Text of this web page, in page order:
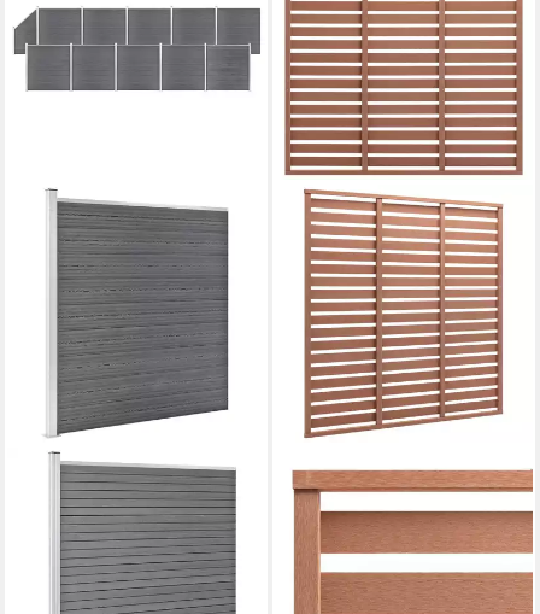
VIDAXL
Gartenzaun WPC Zaun-Set 10
Quadrate + 1 Schräge
1830x186 cm Grau, (1-St)
ab 3.131,99 €
lieferbar - in 4-5 Werktagen bei dir
VIDAXL
Gartenzaun Zaunplatte WPC
180x180 cm Braun, (1-St)
ab 203,99 €
(62,96 €/ 1 qm)
lieferbar - in 4-5 Werktagen bei dir